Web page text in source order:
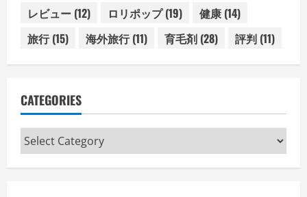
レビュー (12) ロリポップ(19) 健康 (14)
旅行(15) 海外旅行(11) 育毛剤 (28) 評判 (11)
CATEGORIES
Categories